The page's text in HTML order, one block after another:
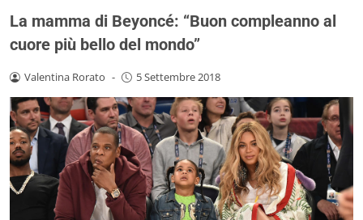
La mamma di Beyoncé: “Buon compleanno al
cuore più bello del mondo”
Valentina Rorato - 5 Settembre 2018